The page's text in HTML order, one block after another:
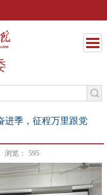
进季，征程万里跟党
浏览： 595